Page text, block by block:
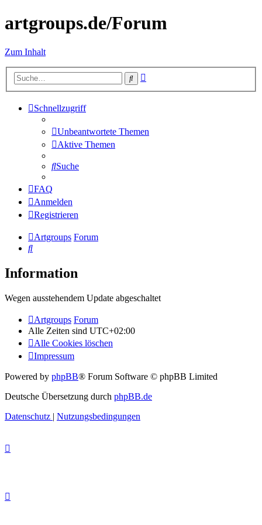
artgroups.de/Forum
Zum Inhalt
Suche
Schnellzugriff
Unbeantwortete Themen
Aktive Themen
Suche
FAQ
Anmelden
Registrieren
Artgroups Forum
Suche
Information
Wegen ausstehendem Update abgeschaltet
Artgroups Forum
Alle Zeiten sind UTC+02:00
Alle Cookies löschen
Impressum
Powered by phpBB® Forum Software © phpBB Limited
Deutsche Übersetzung durch phpBB.de
Datenschutz | Nutzungsbedingungen